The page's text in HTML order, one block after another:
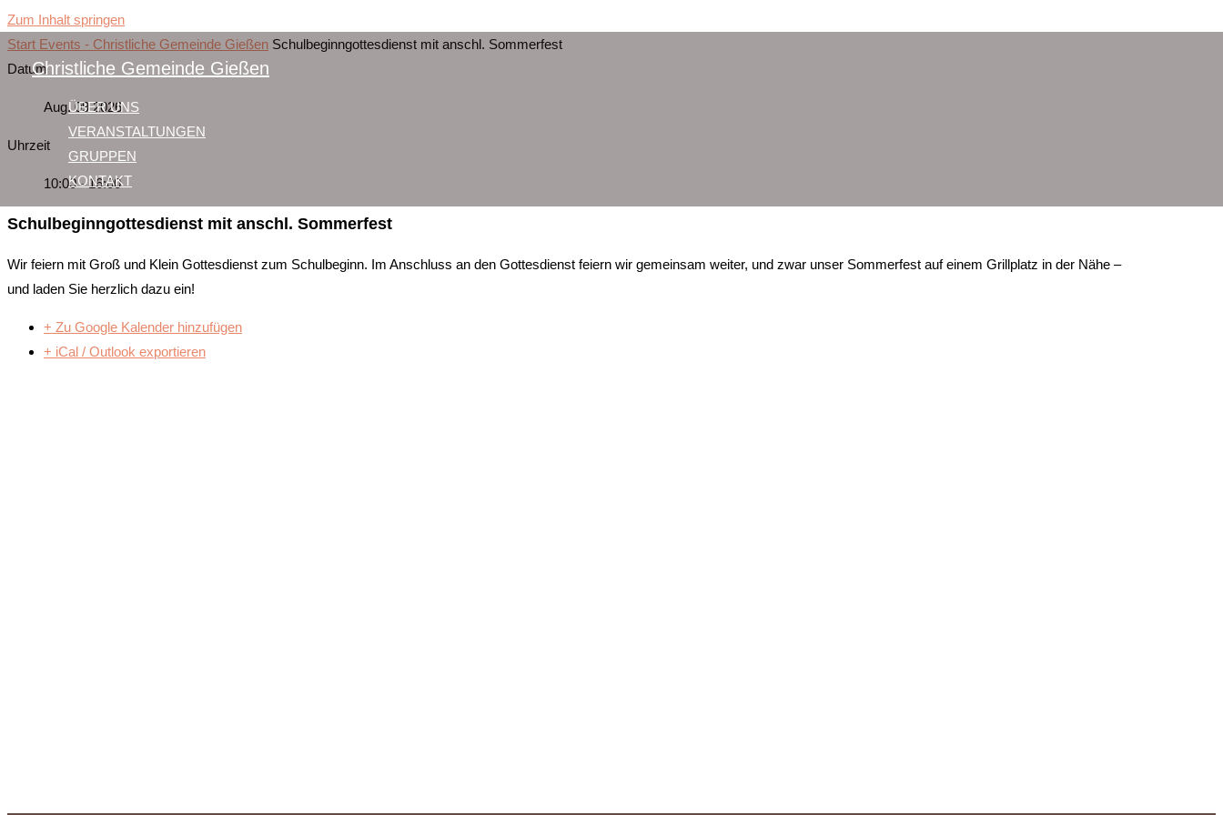
Zum Inhalt springen
Christliche Gemeinde Gießen
ÜBER UNS
VERANSTALTUNGEN
GRUPPEN
KONTAKT
Start Events - Christliche Gemeinde Gießen Schulbeginngottesdienst mit anschl. Sommerfest
Datum
Aug. 09 2026
Uhrzeit
10:00 - 16:00
Schulbeginngottesdienst mit anschl. Sommerfest
Wir feiern mit Groß und Klein Gottesdienst zum Schulbeginn. Im Anschluss an den Gottesdienst feiern wir gemeinsam weiter, und zwar unser Sommerfest auf einem Grillplatz in der Nähe –
und laden Sie herzlich dazu ein!
+ Zu Google Kalender hinzufügen
+ iCal / Outlook exportieren